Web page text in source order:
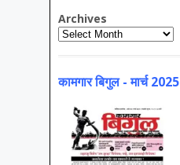
Archives
Archives
कामगार बिगुल - मार्च 2025